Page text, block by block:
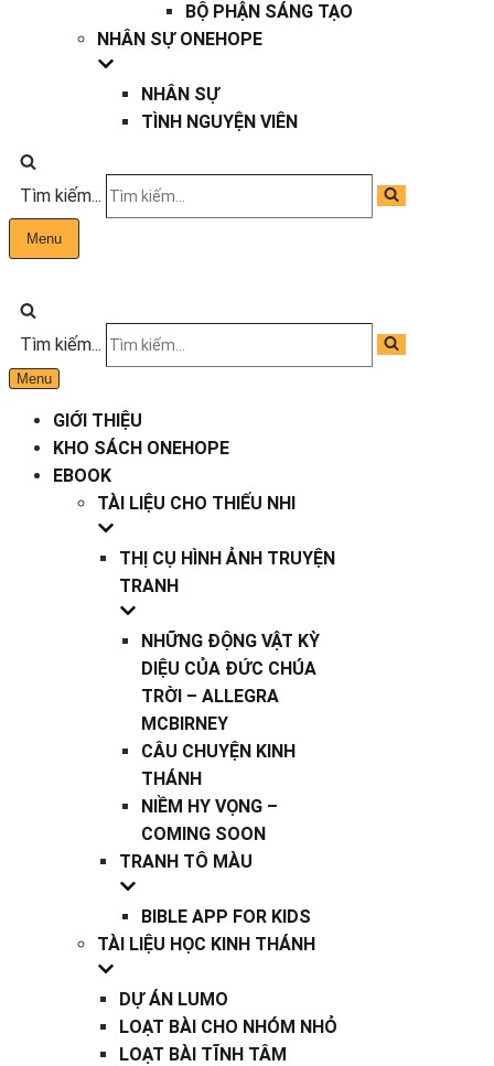
BỘ PHẬN SÁNG TẠO
NHÂN SỰ ONEHOPE
NHÂN SỰ
TÌNH NGUYỆN VIÊN
Tìm kiếm...
Menu
Tìm kiếm...
Menu
GIỚI THIỆU
KHO SÁCH ONEHOPE
EBOOK
TÀI LIỆU CHO THIẾU NHI
THỊ CỤ HÌNH ẢNH TRUYỆN
TRANH
NHỮNG ĐỘNG VẬT KỲ
DIỆU CỦA ĐỨC CHÚA
TRỜI – ALLEGRA
MCBIRNEY
CÂU CHUYỆN KINH
THÁNH
NIỀM HY VỌNG –
COMING SOON
TRANH TÔ MÀU
BIBLE APP FOR KIDS
TÀI LIỆU HỌC KINH THÁNH
DỰ ÁN LUMO
LOẠT BÀI CHO NHÓM NHỎ
LOẠT BÀI TĨNH TÂM